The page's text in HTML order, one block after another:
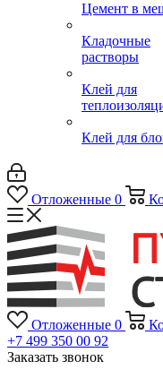
Цемент в
Кладочные
растворы
Клей для
Клей для
Отложенные 0
Отложенные 0
+7 499 350 00 92
Заказать звонок